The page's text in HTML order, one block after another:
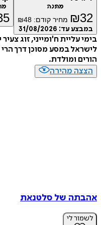
₪ מחיר קודם: ₪48
עד:31/08/2026
₪ 35
ח'ומייני, זוג צעיר
במסע מסוכן דרך הרי
ומולדת.
מהירה
של סלטנאת
לי